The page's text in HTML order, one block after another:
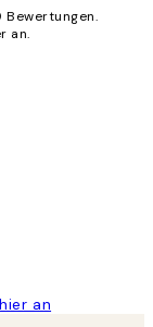
Bewertungen.
an.
an